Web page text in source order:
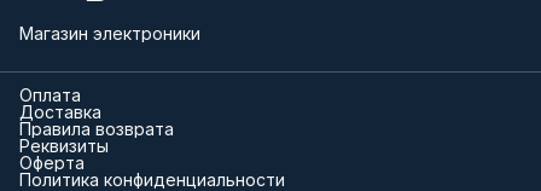
Магазин электроники
Оплата
Доставка
Правила возврата
Реквизиты
Оферта
Политика конфиденциальности